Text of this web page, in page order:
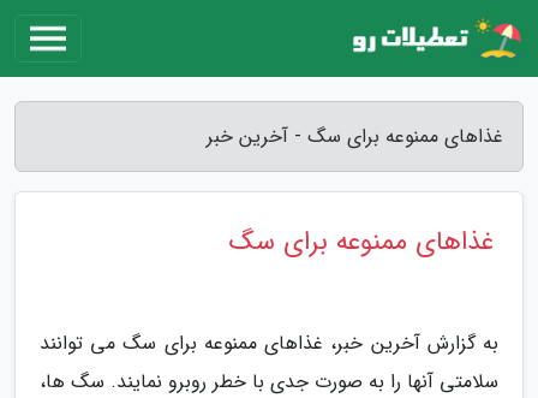
غذاهای ممنوعه برای سگ - آخرین خبر
غذاهای ممنوعه برای سگ
به گزارش آخرین خبر، غذاهای ممنوعه برای سگ می توانند
سلامتی آنها را به صورت جدی با خطر روبرو نمایند. سگ ها،